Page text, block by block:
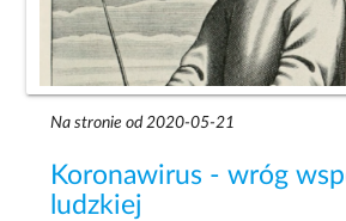
Na stronie od 2020-05-21
Koronawirus - wróg
ludzkiej